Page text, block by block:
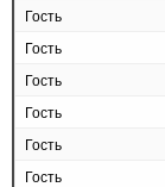
Гость
Гость
Гость
Гость
Гость
Гость